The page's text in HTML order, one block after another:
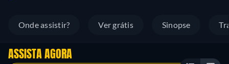
Onde assistir? Ver grátis Sinopse
ASSISTA AGORA